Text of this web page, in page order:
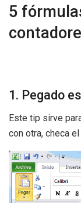
5
1. Pegado
Este tip sirve
con otra, checa